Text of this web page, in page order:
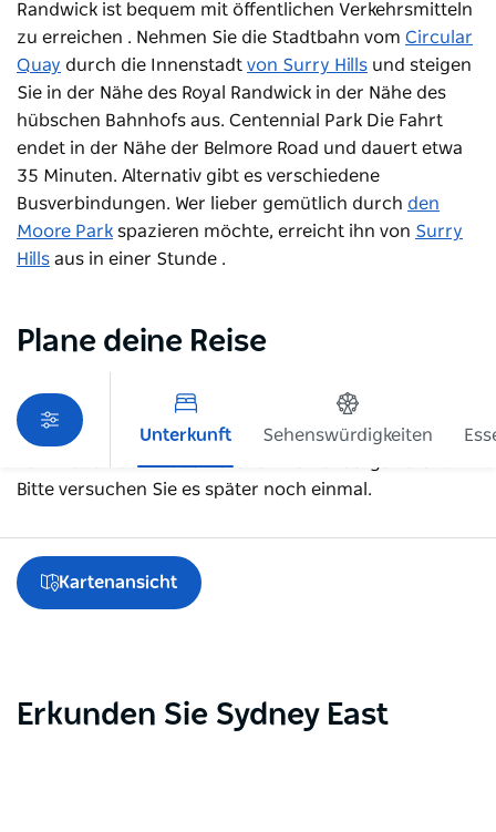
Randwick ist bequem mit öffentlichen Verkehrsmitteln
zu erreichen . Nehmen Sie die Stadtbahn vom Circular
Quay durch die Innenstadt von Surry Hills und steigen
Sie in der Nähe des Royal Randwick in der Nähe des
hübschen Bahnhofs aus. Centennial Park Die Fahrt
endet in der Nähe der Belmore Road und dauert etwa
35 Minuten. Alternativ gibt es verschiedene
Busverbindungen. Wer lieber gemütlich durch den
Moore Park spazieren möchte, erreicht ihn von Surry
Hills aus in einer Stunde .
Plane deine Reise
Unterkunft Sehenswürdigkeiten
Beim Laden der Produkte ist ein Fehler aufgetreten.
Bitte versuchen Sie es später noch einmal.
Kartenansicht
Erkunden Sie Sydney East